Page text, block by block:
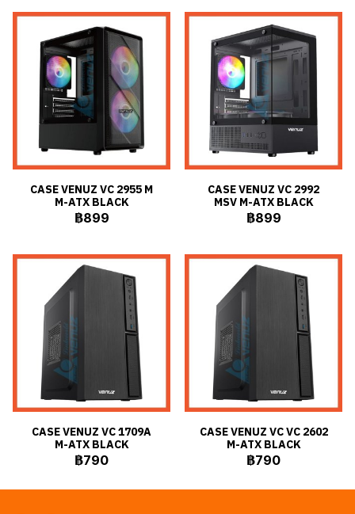
CASE VENUZ VC 2955 M
M-ATX BLACK
฿899
CASE VENUZ VC 2992
MSV M-ATX BLACK
฿899
CASE VENUZ VC 1709A
M-ATX BLACK
฿790
CASE VENUZ VC VC 2602
M-ATX BLACK
฿790